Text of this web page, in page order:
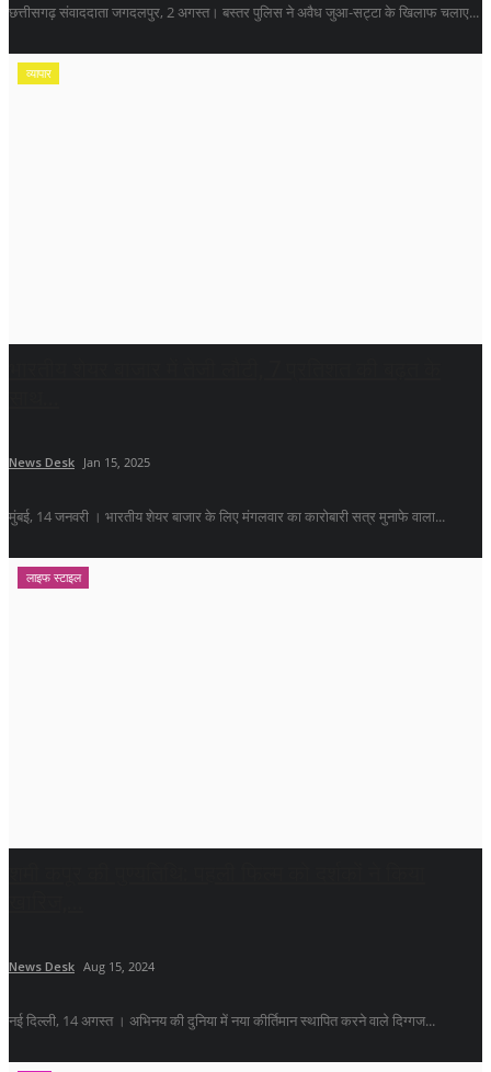
छत्तीसगढ़ संवाददाता जगदलपुर, 2 अगस्त। बस्तर पुलिस ने अवैध जुआ-सट्टा के खिलाफ चलाए...
व्यापार
News Desk Jan 15, 2025
मुंबई, 14 जनवरी । भारतीय शेयर बाजार के लिए मंगलवार का कारोबारी सत्र मुनाफे वाला...
लाइफ स्टाइल
News Desk Aug 15, 2024
नई दिल्ली, 14 अगस्त । अभिनय की दुनिया में नया कीर्तिमान स्थापित करने वाले दिग्गज...